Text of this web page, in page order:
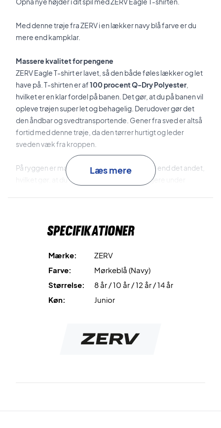
Med denne trøje fra ZERV i en lækker navy blå farve er du
mere end kampklar.
Massere kvalitet for pengene
ZERV Eagle T-shirt er lavet, så den både føles lækker og let
have på. T-shirten er af100 procent Q-Dry Polyester
hvilket er en klar fordel på banen. Det gør, at du på banen vil
opleve trøjen super let og behagelig. Derudover gør det
den åndbar og svedtransportende. Gener fra sved er altså
fortid med denne trøje, da den tørrer hurtigt og leder
sveden væk fra kroppen.
På ryggen er materialet lavet endnu tyndere end det andet,
hvilket gør, at du vil kunne forholde dig køligere under
Fede detaljer
design. T-shirten har dog også et par fede detaljer. Et
cool blå farve og i nakken har du ZERV´s slogan "Because
you de'Zerv it".
Materiale: 100 procent polyester
Læs mere
Specifikationer
Mærke:
ZERV
Farve:
Mørkeblå (Navy)
Størrelse:
8 år / 10 år / 12 år / 14 år
Køn:
Junior